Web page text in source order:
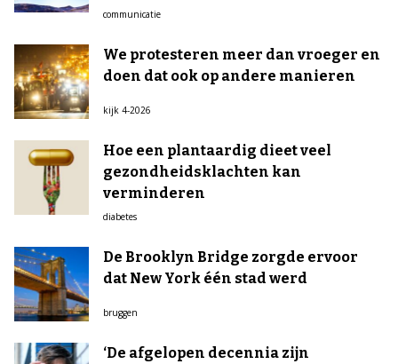
communicatie
We protesteren meer dan vroeger en
doen dat ook op andere manieren
kijk 4-2026
Hoe een plantaardig dieet veel
gezondheidsklachten kan
verminderen
diabetes
De Brooklyn Bridge zorgde ervoor
dat New York één stad werd
bruggen
‘De afgelopen decennia zijn